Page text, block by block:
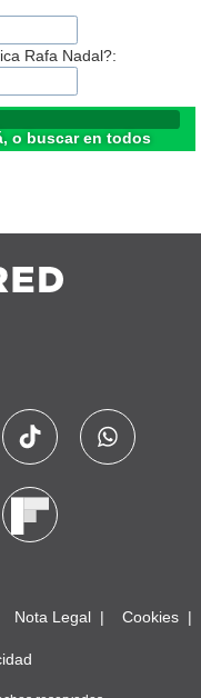
Rafa Nadal?:
o buscar en todos
Nota Legal Cookies